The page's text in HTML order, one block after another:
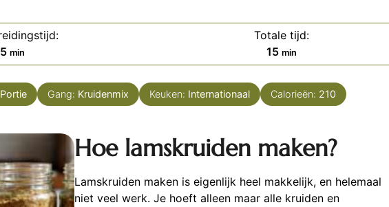
minuten
min
Totale tijd:
15minuten
min
Portie Gang: Kruidenmix Keuken: Internationaal Calorieën: 210
Hoe lamskruiden maken?
Lamskruiden maken is eigenlijk heel makkelijk, en helemaal
niet veel werk. Je hoeft alleen maar alle kruiden en